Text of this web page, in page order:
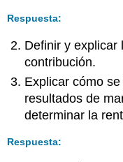
Respuesta:
Definir y explicar
contribución.
Explicar cómo
resultados de
determinar la
Respuesta: